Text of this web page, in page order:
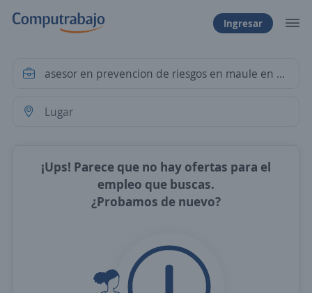
Ingresar
¡Ups! Parece que no hay ofertas para el
empleo que buscas.
¿Probamos de nuevo?